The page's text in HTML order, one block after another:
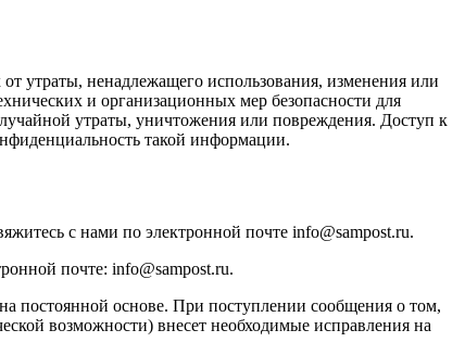
утраты, ненадлежащего использования, изменения или
и организационных мер безопасности для
утраты, уничтожения или повреждения. Доступ к
такой информации.
с нами по электронной почте info@sampost.ru.
почте: info@sampost.ru.
постоянной основе. При поступлении сообщения о том,
возможности) внесет необходимые исправления на